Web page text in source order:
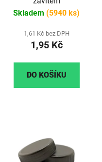
Skladem (5940 ks)
1,61 Kč bez DPH
1,95 Kč
DO KOŠÍKU